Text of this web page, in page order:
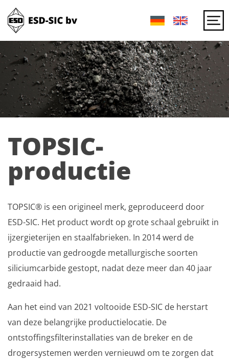
TOPSIC-
productie
TOPSIC® is een origineel merk, geproduceerd door
ESD-SIC. Het product wordt op grote schaal gebruikt in
ijzergieterijen en staalfabrieken. In 2014 werd de
productie van gedroogde metallurgische soorten
siliciumcarbide gestopt, nadat deze meer dan 40 jaar
gedraaid had.
Aan het eind van 2021 voltooide ESD-SIC de herstart
van deze belangrijke productielocatie. De
ontstoffingsfilterinstallaties van de breker en de
drogersystemen werden vernieuwd om te zorgen dat